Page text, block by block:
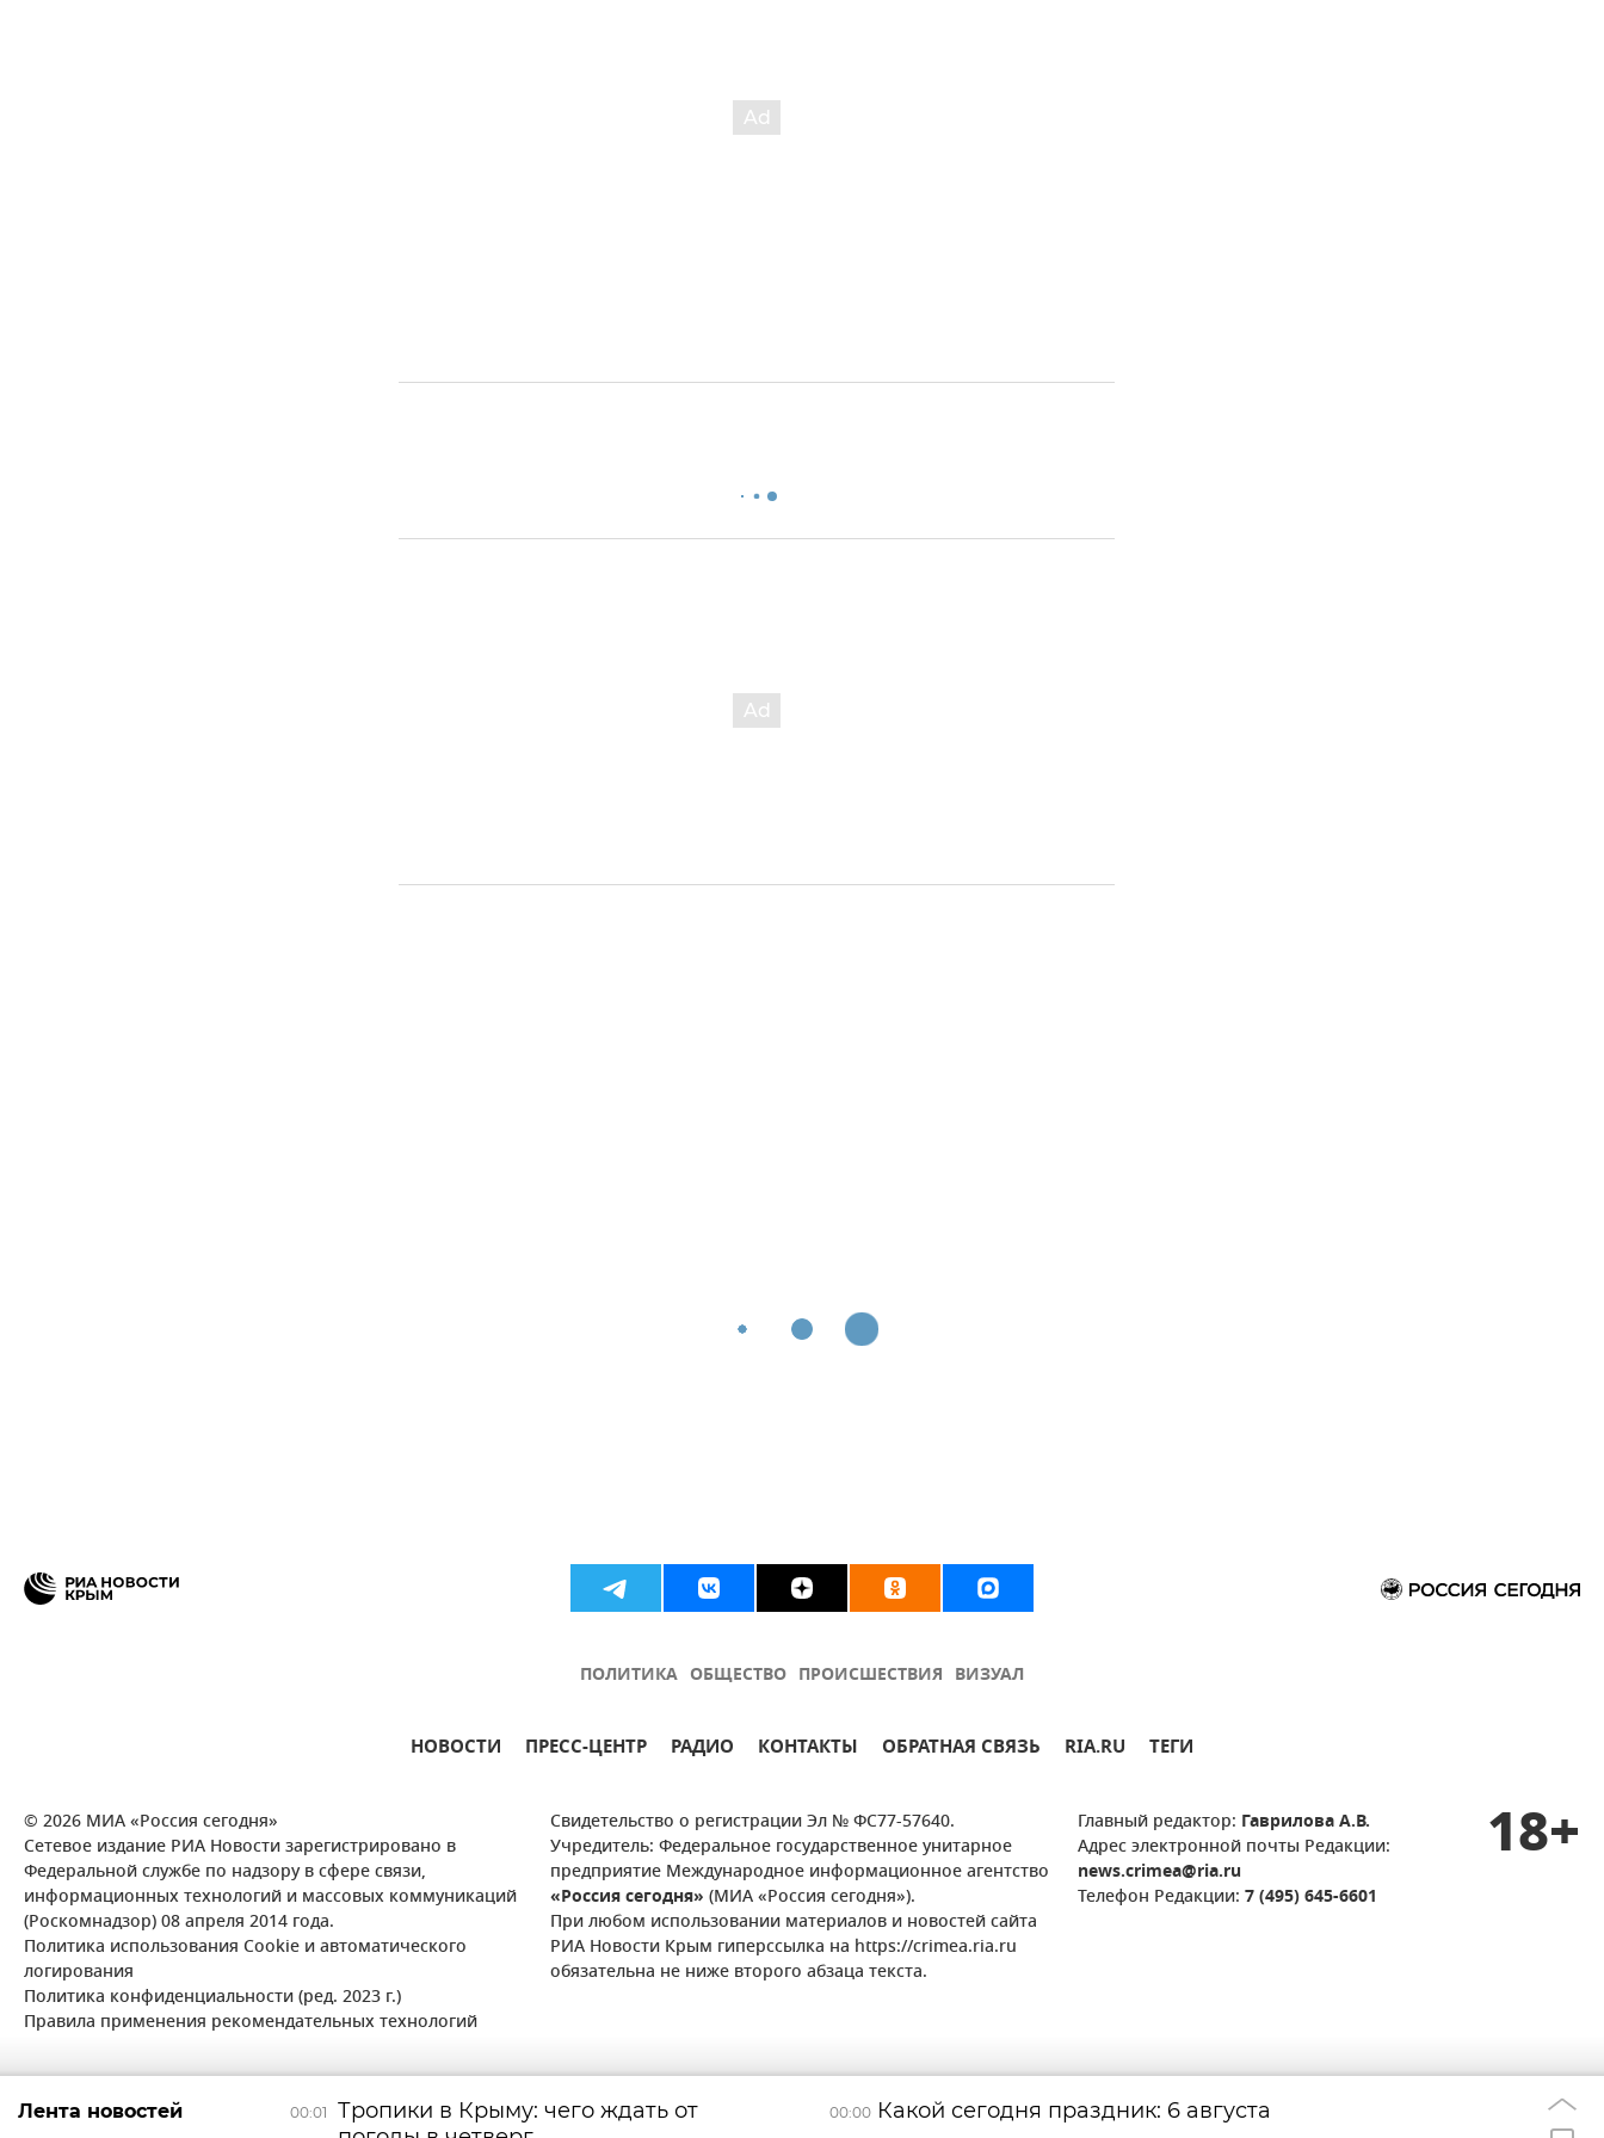
ПОЛИТИКА ОБЩЕСТВО ПРОИСШЕСТВИЯ ВИЗУАЛ
НОВОСТИ ПРЕСС-ЦЕНТР РАДИО КОНТАКТЫ ОБРАТНАЯ СВЯЗЬ RIA.RU ТЕГИ
© 2026 МИА «Россия сегодня»
Сетевое издание РИА Новости зарегистрировано в
Федеральной службе по надзору в сфере связи,
информационных технологий и массовых коммуникаций
(Роскомнадзор) 08 апреля 2014 года.
Политика использования Cookie и автоматического
логирования
Политика конфиденциальности (ред. 2023 г.)
Правила применения рекомендательных технологий
Свидетельство о регистрации Эл № ФС77-57640.
Учредитель: Федеральное государственное унитарное
предприятие Международное информационное агентство
«Россия сегодня» (МИА «Россия сегодня»).
При любом использовании материалов и новостей сайта
РИА Новости Крым гиперссылка на https://crimea.ria.ru
обязательна не ниже второго абзаца текста.
Главный редактор: Гаврилова А.В.
Адрес электронной почты Редакции:
news.crimea@ria.ru
Телефон Редакции: 7 (495) 645-6601
18+
00:01
Тропики в Крыму: чего ждать от
00:00 Какой сегодня праздник: 6 августа
Смертельная
Лента новостей